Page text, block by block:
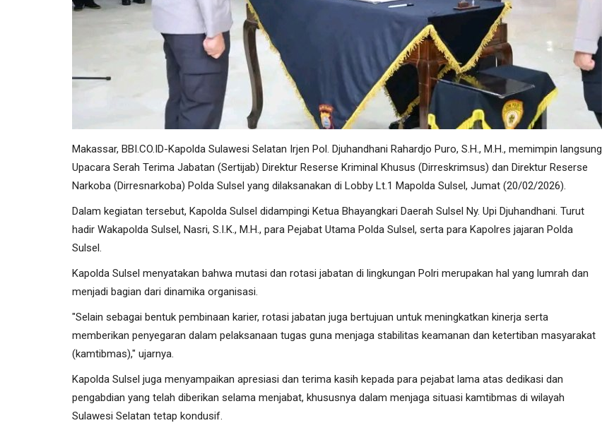
Makassar, BBI.CO.ID-Kapolda Sulawesi Selatan Irjen Pol. Djuhandhani Rahardjo Puro, S.H., M.H., memimpin langsung
Upacara Serah Terima Jabatan (Sertijab) Direktur Reserse Kriminal Khusus (Dirreskrimsus) dan Direktur Reserse
Narkoba (Dirresnarkoba) Polda Sulsel yang dilaksanakan di Lobby Lt.1 Mapolda Sulsel, Jumat (20/02/2026).
Dalam kegiatan tersebut, Kapolda Sulsel didampingi Ketua Bhayangkari Daerah Sulsel Ny. Upi Djuhandhani. Turut
hadir Wakapolda Sulsel, Nasri, S.I.K., M.H., para Pejabat Utama Polda Sulsel, serta para Kapolres jajaran Polda
Sulsel.
Kapolda Sulsel menyatakan bahwa mutasi dan rotasi jabatan di lingkungan Polri merupakan hal yang lumrah dan
menjadi bagian dari dinamika organisasi.
"Selain sebagai bentuk pembinaan karier, rotasi jabatan juga bertujuan untuk meningkatkan kinerja serta
memberikan penyegaran dalam pelaksanaan tugas guna menjaga stabilitas keamanan dan ketertiban masyarakat
(kamtibmas)," ujarnya.
Kapolda Sulsel juga menyampaikan apresiasi dan terima kasih kepada para pejabat lama atas dedikasi dan
pengabdian yang telah diberikan selama menjabat, khususnya dalam menjaga situasi kamtibmas di wilayah
Sulawesi Selatan tetap kondusif.